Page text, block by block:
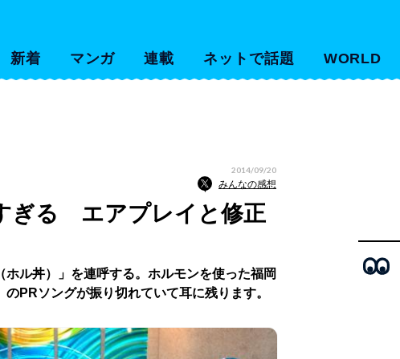
新着 マンガ 連載 ネットで話題 WORLD
2014/09/20
みんなの感想
ぎる エアプレイと修正
ル丼）」を連呼する。ホルモンを使った福岡
PRソングが振り切れていて耳に残ります。